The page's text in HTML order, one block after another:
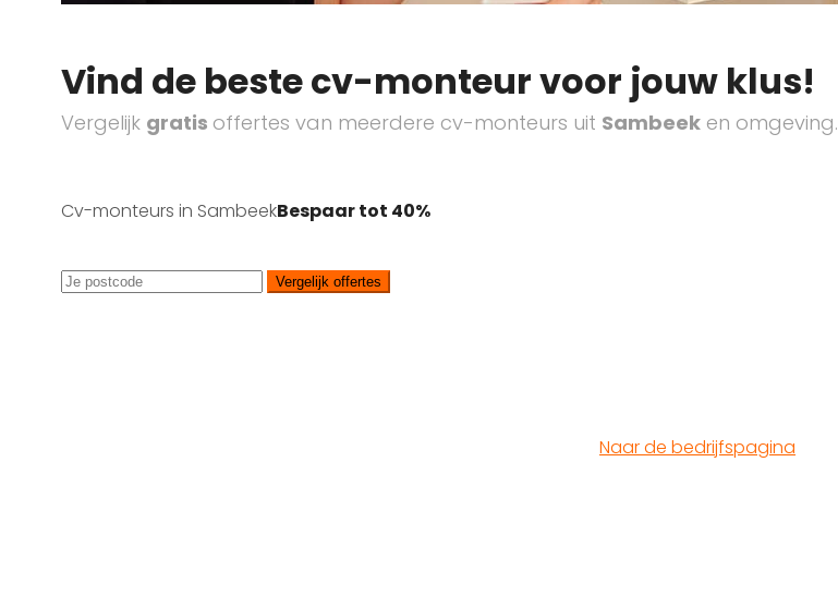
Vind de beste cv-monteur voor jouw klus!
Vergelijk gratis offertes van meerdere cv-monteurs uit Sambeek en omgeving.
Cv-monteurs in SambeekBespaar tot 40%
Vergelijk offertes
Naar de bedrijfspagina